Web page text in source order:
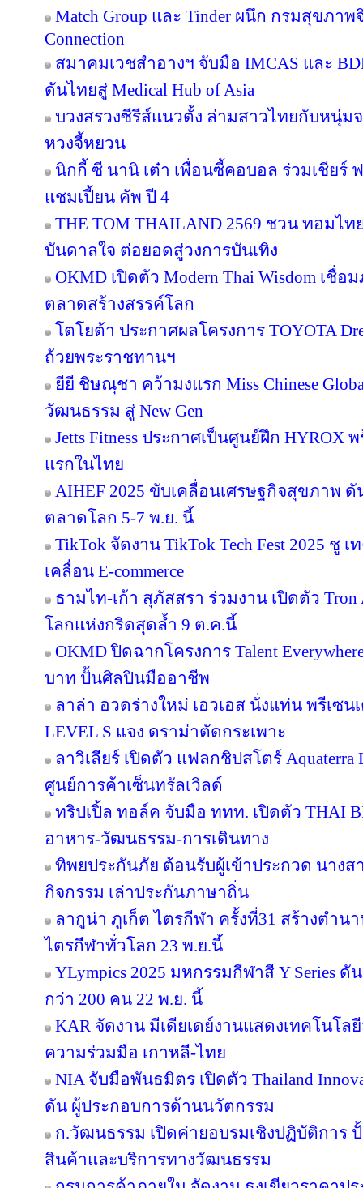
Match Group และ Tinder ผนึก กรมสุขภา
Connection
สมาคมเวชสำอางฯ จับมือ IMCAS และ
ดันไทยสู่ Medical Hub of Asia
บวงสรวงซีรีส์แนวตั้ง ล่ามสาวไทยกับหนุ่ม
หวงจี้หยวน
นิกกี้ ซี นานิ เต๋า เพื่อนซี้คอบอล ร่วมเชียร์
แชมเปี้ยน คัพ ปี 4
THE TOM THAILAND 2569 ชวน ทอมไ
บันดาลใจ ต่อยอดสู่วงการบันเทิง
OKMD เปิดตัว Modern Thai Wisdom เ
ตลาดสร้างสรรค์โลก
โตโยต้า ประกาศผลโครงการ TOYOTA
ถ้วยพระราชทานฯ
ยียี ชิษณุชา คว้ามงแรก Miss Chinese
วัฒนธรรม สู่ New Gen
Jetts Fitness ประกาศเป็นศูนย์ฝึก HYROX
แรกในไทย
AIHEF 2025 ขับเคลื่อนเศรษฐกิจสุขภาพ
ตลาดโลก 5-7 พ.ย. นี้
TikTok จัดงาน TikTok Tech Fest 2025 ชู
เคลื่อน E-commerce
ธามไท-เก้า สุภัสสรา ร่วมงาน เปิดตัว
โลกแห่งกริดสุดล้ำ 9 ต.ค.นี้
OKMD ปิดฉากโครงการ Talent
บาท ปั้นศิลปินมืออาชีพ
ลาล่า อวดร่างใหม่ เอวเอส นั่งแท่น พรีเซ
LEVEL S แจง ดราม่าตัดกระเพาะ
ลาวิเลียร์ เปิดตัว แฟลกชิปสโตร์
ศูนย์การค้าเซ็นทรัลเวิลด์
ทริปเปิ้ล ทอล์ค จับมือ ททท. เปิดตัว THAI
อาหาร-วัฒนธรรม-การเดินทาง
ทิพยประกันภัย ต้อนรับผู้เข้าประกวด นางส
กิจกรรม เล่าประกันภาษาถิ่น
ลากูน่า ภูเก็ต ไตรกีฬา ครั้งที่31 สร้างตำ
ไตรกีฬาทั่วโลก 23 พ.ย.นี้
YLympics 2025 มหกรรมกีฬาสี Y Series
กว่า 200 คน 22 พ.ย. นี้
KAR จัดงาน มีเดียเดย์งานแสดงเทคโนโ
ความร่วมมือ เกาหลี-ไทย
NIA จับมือพันธมิตร เปิดตัว Thailand
ดัน ผู้ประกอบการด้านนวัตกรรม
ก.วัฒนธรรม เปิดค่ายอบรมเชิงปฏิบัติการ
สินค้าและบริการทางวัฒนธรรม